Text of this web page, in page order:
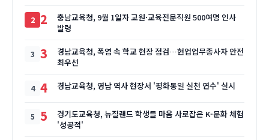
2
충남교육청, 9월 1일자 교원·교육전문직원 500여명 인사
발령
3
경남교육청, 폭염 속 학교 현장 점검…현업업무종사자 안전
최우선
4 경남교육청, 영남 역사 현장서 '평화통일 실천 연수' 실시
5
경기도교육청, 뉴질랜드 학생들 마음 사로잡은 K-문화 체험
'성공적'